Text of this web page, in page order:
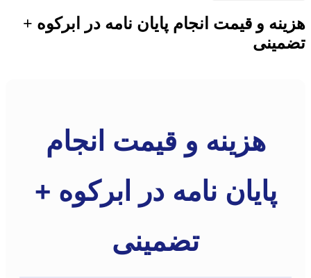
هزینه و قیمت انجام پایان نامه در ابرکوه +
تضمینی
هزینه و قیمت انجام
پایان نامه در ابرکوه +
تضمینی